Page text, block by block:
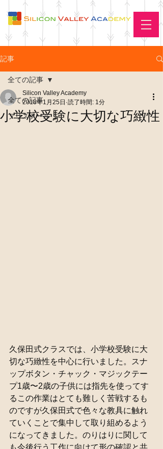
記事
全ての記事
プリスクール
全ての記事
小学校受験に大切な巧緻性
Silicon Valley Academy
2018年1月25日 読了時間: 1分
久保田式クラスでは、小学校受験に大
切な巧緻性を中心に行いました。スナ
ップボタン・チャック・マジックテー
プ1歳〜2歳の子供には指先を使ってす
るこの作業はとても難しく苦戦するも
のですが久保田式で色々な教具に触れ
ていくことで集中して取り組めるよう
になってきました。のりはりに関して
も今後行う工作に向けて形の確認と共